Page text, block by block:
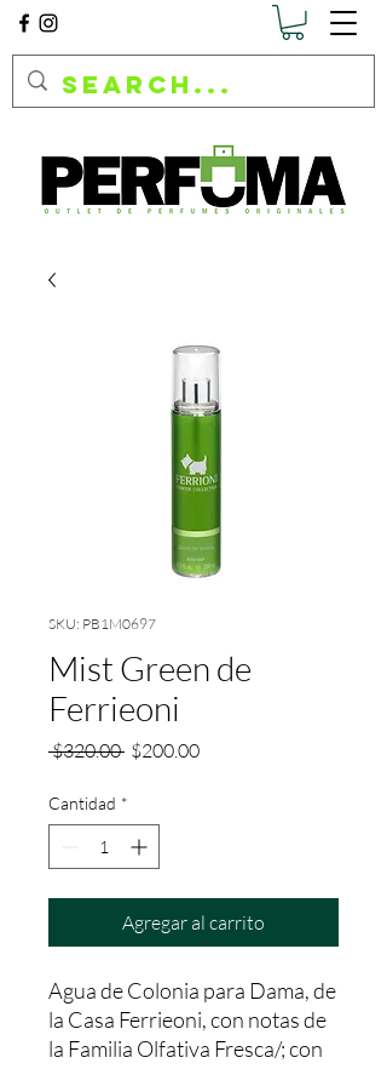
SKU: PB1M0697
Mist Green de
Ferrieoni
$320.00 Precio
$200.00Precio
Cantidad *
Agregar al carrito
Agua de Colonia para Dama, de
la Casa Ferrieoni, con notas de
la Familia Olfativa Fresca/; con